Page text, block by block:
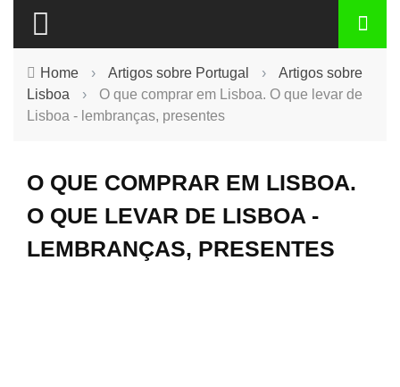
Home › Artigos sobre Portugal ›
Artigos sobre
Lisboa
›
O que comprar em Lisboa. O que levar de
Lisboa - lembranças, presentes
O QUE COMPRAR EM LISBOA.
O QUE LEVAR DE LISBOA -
LEMBRANÇAS, PRESENTES